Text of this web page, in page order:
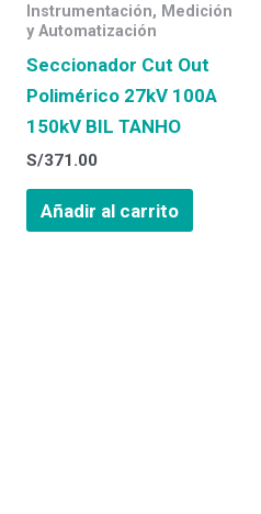
Instrumentación, Medición
y Automatización
Seccionador Cut Out
Polimérico 27kV 100A
150kV BIL TANHO
S/371.00
Añadir al carrito